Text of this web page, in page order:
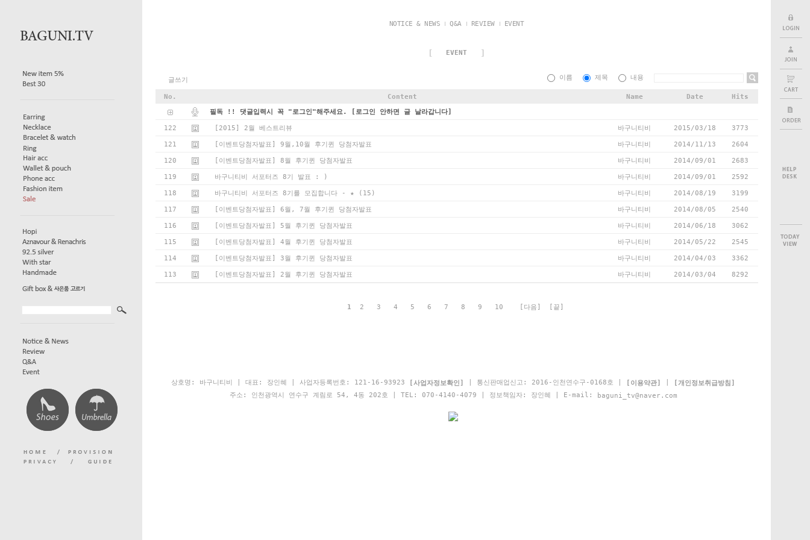
NOTICE & NEWS Q&A REVIEW EVENT
[ EVENT ]
글쓰기 이름 제목 내용
No. Content Name Date
Hits
필독 !! 댓글입력시 꼭 "로그인"해주세요. [로그인 안하면 글 날라갑니다]
122 [2015] 2월 베스트리뷰 바구니티비 2015/03/18 3773
121 [이벤트당첨자발표] 9월,10월 후기퀸 당첨자발표 바구니티비 2014/11/13 2604
120 [이벤트당첨자발표] 8월 후기퀸 당첨자발표 바구니티비 2014/09/01 2683
119 바구니티비 서포터즈 8기 발표 : ) 바구니티비 2014/09/01 2592
118 바구니티비 서포터즈 8기를 모집합니다 - ★ (15) 바구니티비 2014/08/19 3199
117 [이벤트당첨자발표] 6월, 7월 후기퀸 당첨자발표 바구니티비 2014/08/05 2540
116 [이벤트당첨자발표] 5월 후기퀸 당첨자발표 바구니티비 2014/06/18 3062
115 [이벤트당첨자발표] 4월 후기퀸 당첨자발표 바구니티비 2014/05/22 2545
114 [이벤트당첨자발표] 3월 후기퀸 당첨자발표 바구니티비 2014/04/03 3362
113 [이벤트당첨자발표] 2월 후기퀸 당첨자발표 바구니티비 2014/03/04 8292
1 2 3 4 5 6 7 8 9 10 [다음] [끝]
상호명: 바구니티비 | 대표: 장인혜 | 사업자등록번호: 121-16-93923 [사업자정보확인] | 통신판매업신고: 2016-인천연수구-0168호 | [이용약관]
[개인정보취급방침]
주소: 인천광역시 연수구 계림로 54, 4동 202호 | TEL: 070-4140-4079 | 정보책임자: 장인혜 | E-mail:
baguni_tv@naver.com